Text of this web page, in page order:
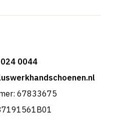
0044
67833675